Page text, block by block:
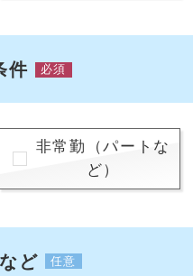
件 必須
非常勤（パートな
ど）
ど 任意